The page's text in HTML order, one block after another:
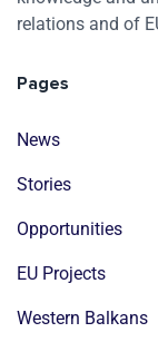
relations and of
Pages
News
Stories
Opportunities
EU Projects
Western Balkans